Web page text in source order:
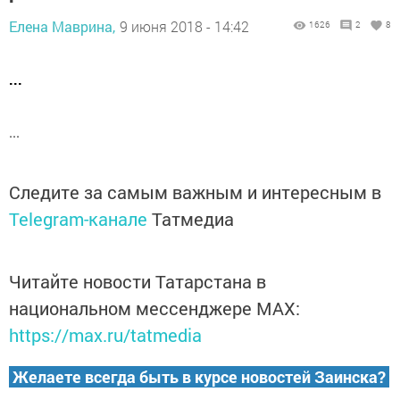
Елена Маврина, 9 июня 2018 - 14:42 1626 2 8
...
...
Следите за самым важным и интересным в
Telegram-канале Татмедиа
Читайте новости Татарстана в
национальном мессенджере MАХ:
https://max.ru/tatmedia
Желаете всегда быть в курсе новостей Заинска?